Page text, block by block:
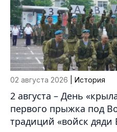
02 августа 2026 | История
2 августа – День
первого прыжка под
традиций «войск дяди